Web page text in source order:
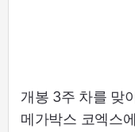
개봉 3주 차를 맞
메가박스 코엑스